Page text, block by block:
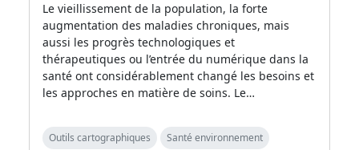
Le vieillissement de la population, la forte
augmentation des maladies chroniques, mais
aussi les progrès technologiques et
thérapeutiques ou l’entrée du numérique dans la
santé ont considérablement changé les besoins et
les approches en matière de soins. Le…
Outils cartographiques
Santé environnement